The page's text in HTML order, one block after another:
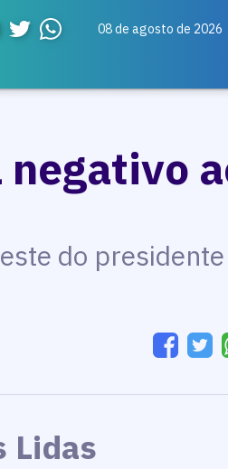
08 de agosto de 2026
do
Lidas